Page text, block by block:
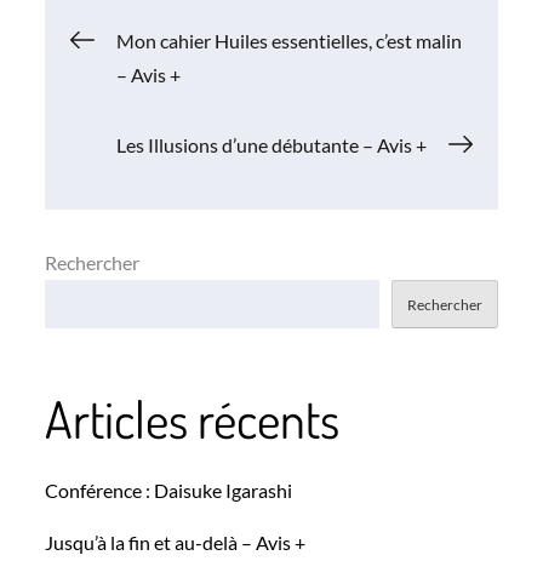
Navigation
Mon cahier Huiles essentielles, c’est malin
– Avis +
Les Illusions d’une débutante – Avis +
Rechercher
Rechercher
Articles récents
Conférence : Daisuke Igarashi
Jusqu’à la fin et au-delà – Avis +